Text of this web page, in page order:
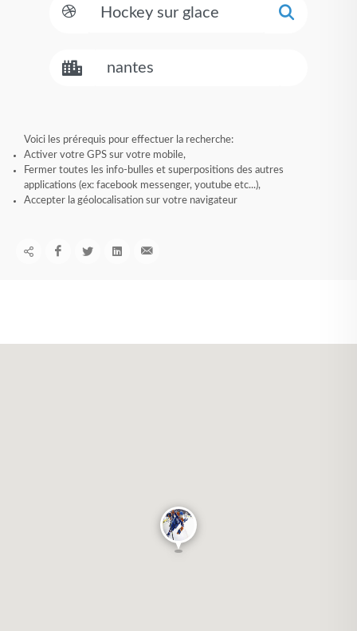
Voici les prérequis pour effectuer la recherche:
Activer votre GPS sur votre mobile,
Fermer toutes les info-bulles et superpositions des autres
applications (ex: facebook messenger, youtube etc...),
Accepter la géolocalisation sur votre navigateur